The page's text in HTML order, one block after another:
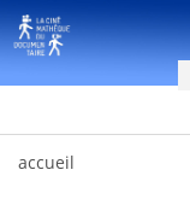
Zum Inhalt wechseln
accueil